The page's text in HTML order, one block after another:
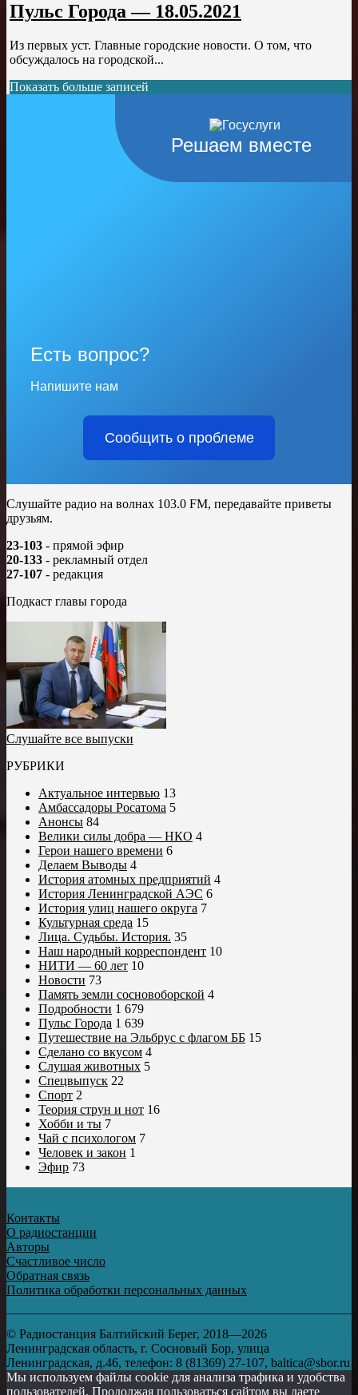
Пульс Города — 18.05.2021
Из первых уст. Главные городские новости. О том, что
обсуждалось на городской...
Показать больше записей
Решаем вместе
Есть вопрос?
Напишите нам
Сообщить о проблеме
Слушайте радио на волнах 103.0 FM, передавайте приветы
друзьям.
23-103 - прямой эфир
20-133 - рекламный отдел
27-107 - редакция
Подкаст главы города
Слушайте все выпуски
РУБРИКИ
Актуальное интервью 13
Амбассадоры Росатома 5
Анонсы 84
Велики силы добра — НКО 4
Герои нашего времени 6
Делаем Выводы 4
История атомных предприятий 4
История Ленинградской АЭС 6
История улиц нашего округа 7
Культурная среда 15
Лица. Судьбы. История. 35
Наш народный корреспондент 10
НИТИ — 60 лет 10
Новости 73
Память земли сосновоборской 4
Подробности 1 679
Пульс Города 1 639
Путешествие на Эльбрус с флагом ББ 15
Сделано со вкусом 4
Слушая животных 5
Спецвыпуск 22
Спорт 2
Теория струн и нот 16
Хобби и ты 7
Чай с психологом 7
Человек и закон 1
Эфир 73
Контакты
О радиостанции
Авторы
Счастливое число
Обратная связь
Политика обработки персональных данных
© Радиостанция Балтийский Берег, 2018—2026
Ленинградская область, г. Сосновый Бор, улица
Ленинградская, д.46, телефон: 8 (81369) 27-107, baltica@sbor.ru
Мы используем файлы cookie для анализа трафика и удобства
пользователей. Продолжая пользоваться сайтом вы даете